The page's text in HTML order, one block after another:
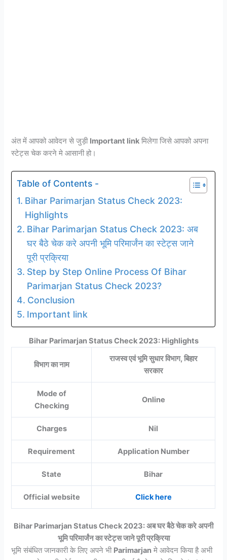
अंत में आपको आवेदन से जुड़ी Important link मिलेगा जिसे आपको अपना
स्टेट्स चेक करने मे आसानी हो।
Table of Contents -
Bihar Parimarjan Status Check 2023:
Highlights
Bihar Parimarjan Status Check 2023: अब
घर बैठे चेक करे अपनी भूमि परिमार्जंन का स्टेट्स जाने
पूरी प्रक्रिया
Step by Step Online Process Of Bihar
Parimarjan Status Check 2023?
Conclusion
Important link
Bihar Parimarjan Status Check 2023: Highlights
विभाग का नाम
राजस्व एवं भूमि सुधार विभाग, बिहार
सरकार
Mode of
Checking
Online
Charges Nil
Requirement Application Number
State Bihar
Official website Click here
Bihar Parimarjan Status Check 2023: अब घर बैठे चेक करे अपनी
भूमि परिमार्जंन का स्टेट्स जाने पूरी प्रक्रिया
भूमि संबंधित जानकारी के लिए अपने भी Parimarjan मे आवेदन किया है अभी